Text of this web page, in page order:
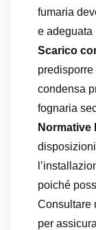
fumaria
e adeguata
Scarico
condensa
fognaria
Normative
poiché
Consultare
per